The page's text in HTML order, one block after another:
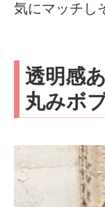
気にマッチし
透明感
丸みボ